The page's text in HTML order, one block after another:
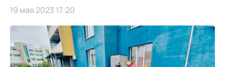
19 мая 2023 17:20